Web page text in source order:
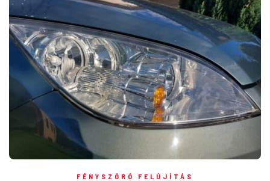
FÉNYSZÓRÓ FELÚJÍTÁS